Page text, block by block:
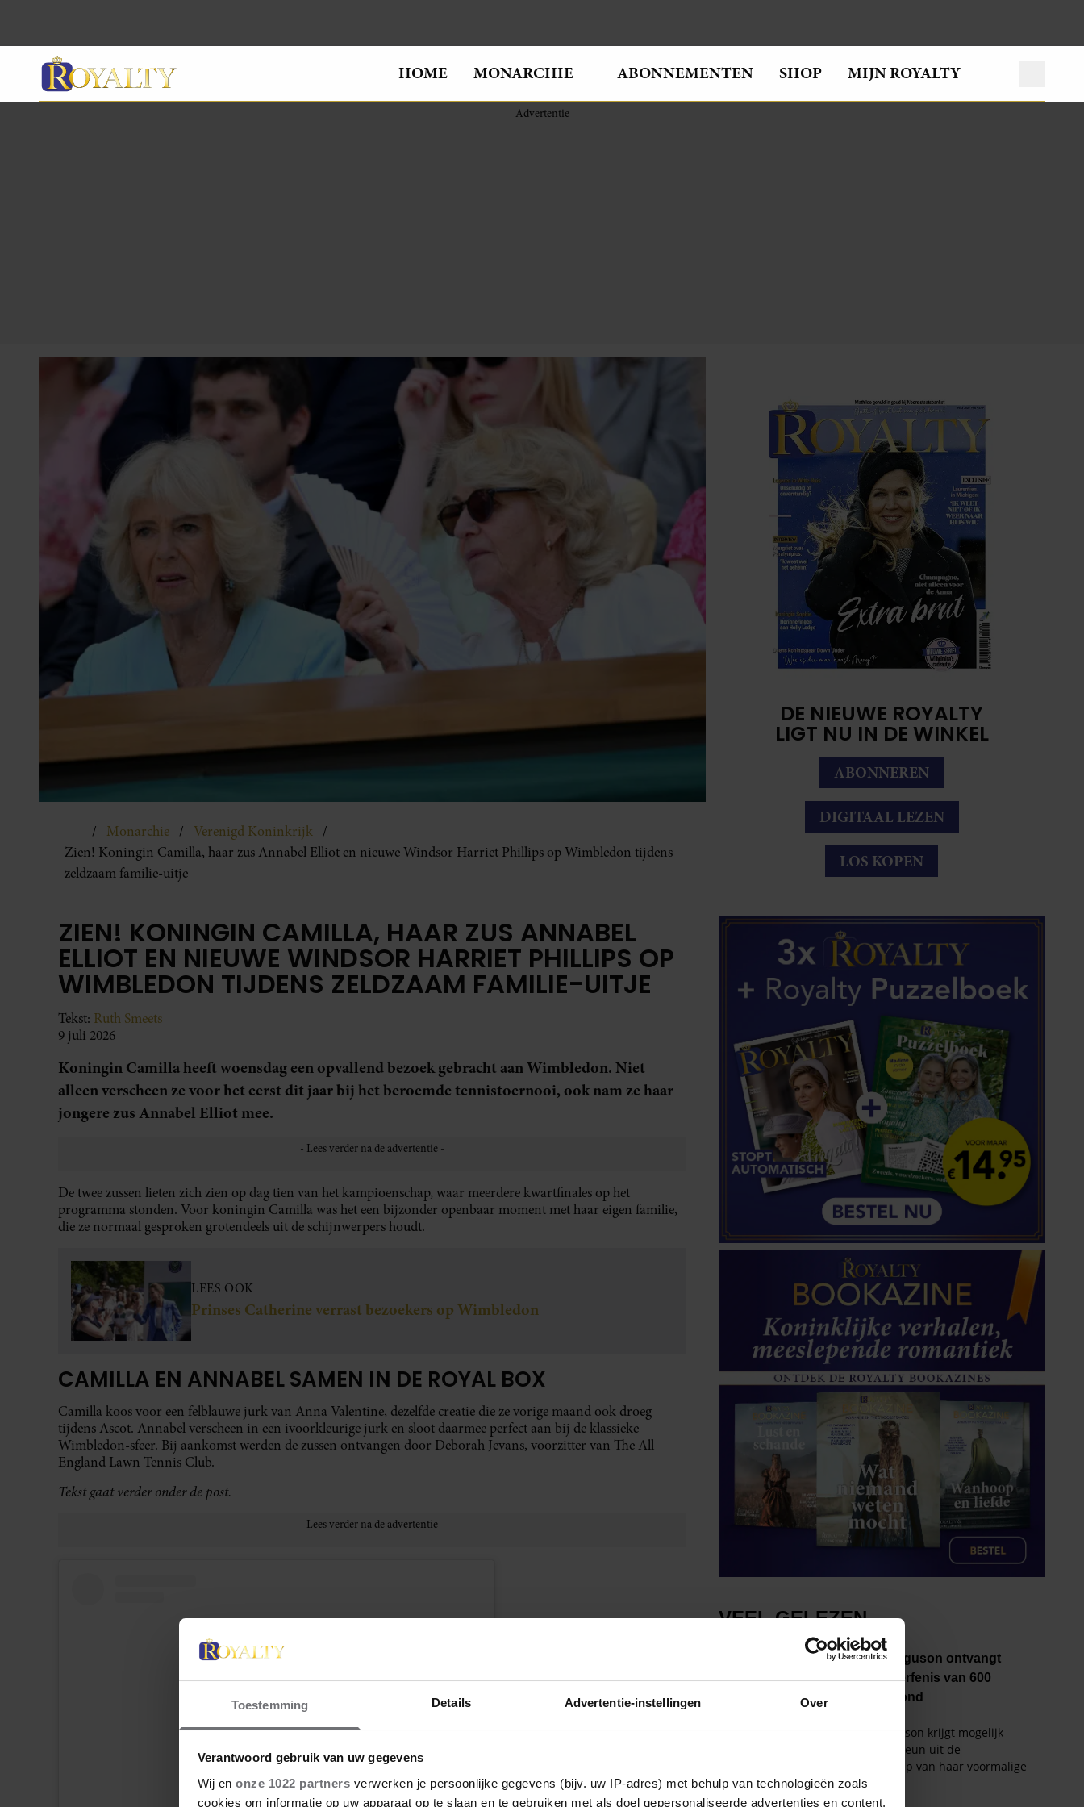
Toestemming Details Advertentie-instellingen Over
Verantwoord gebruik van uw gegevens
Wij en onze 1022 partners verwerken je persoonlijke gegevens (bijv. uw IP-adres) met behulp van technologieën zoals
cookies om informatie op uw apparaat op te slaan en te gebruiken met als doel gepersonaliseerde advertenties en content,
HOME MONARCHIE ABONNEMENTEN SHOP MIJN ROYALTY
Monarchie
Verenigd Koninkrijk
Zien! Koningin Camilla, haar zus Annabel Elliot en nieuwe Windsor Harriet Phillips op Wimbledon tijdens
zeldzaam familie-uitje
ZIEN! KONINGIN CAMILLA, HAAR ZUS ANNABEL
ELLIOT EN NIEUWE WINDSOR HARRIET PHILLIPS OP
WIMBLEDON TIJDENS ZELDZAAM FAMILIE-UITJE
Tekst: Ruth Smeets
9 juli 2026
Koningin Camilla heeft woensdag een opvallend bezoek gebracht aan Wimbledon. Niet
alleen verscheen ze voor het eerst dit jaar bij het beroemde tennistoernooi, ook nam ze haar
jongere zus Annabel Elliot mee.
De twee zussen lieten zich zien op dag tien van het kampioenschap, waar meerdere kwartfinales op het
programma stonden. Voor koningin Camilla was het een bijzonder openbaar moment met haar eigen familie,
die ze normaal gesproken grotendeels uit de schijnwerpers houdt.
LEES OOK
Prinses Catherine verrast bezoekers op Wimbledon
CAMILLA EN ANNABEL SAMEN IN DE ROYAL BOX
Camilla koos voor een felblauwe jurk van Anna Valentine, dezelfde creatie die ze vorige maand ook droeg
tijdens Ascot. Annabel verscheen in een ivoorkleurige jurk en sloot daarmee perfect aan bij de klassieke
Wimbledon-sfeer. Bij aankomst werden de zussen ontvangen door Deborah Jevans, voorzitter van The All
England Lawn Tennis Club.
Tekst gaat verder onder de post.
DE NIEUWE ROYALTY
LIGT NU IN DE WINKEL
ABONNEREN
DIGITAAL LEZEN
LOS KOPEN